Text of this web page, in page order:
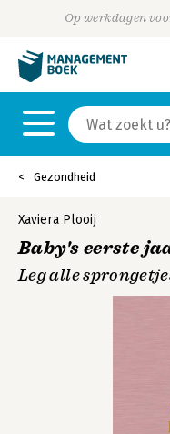
Op werkdagen
Gezondheid
Xaviera Plooij
Baby's eerste
Leg alle